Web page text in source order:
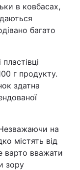
в ковбасах,
багато
г продукту.
здатна
на
містять від
варто вважати
зору